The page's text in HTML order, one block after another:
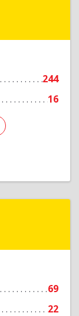
244
16
Подробнее
69
22
Подробнее